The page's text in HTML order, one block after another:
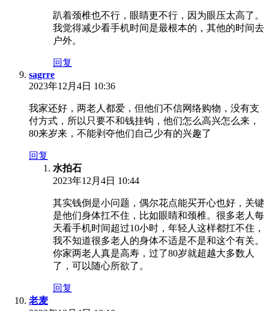
趴着颈椎也不行，眼睛更不行，因为眼压太高了。
我觉得减少看手机时间是最根本的，其他的时间去
户外。
回复
sagrre
2023年12月4日 10:36
我家还好，两老人都爱，但他们不信网络购物，没有支
付方式，所以只要不和钱挂钩，他们怎么高兴怎么来，
80来岁来，不能剥夺他们自己少有的兴趣了
回复
水拍石
2023年12月4日 10:44
其实钱倒是小问题，偶尔花点能买开心也好，关键
是他们身体扛不住，比如眼睛和颈椎。很多老人每
天看手机时间超过10小时，年轻人这样都扛不住，
我不知道很多老人的身体不适是不是和这个有关。
你家两老人真是高寿，过了80岁就超越大多数人
了，可以随心所欲了。
回复
老麦